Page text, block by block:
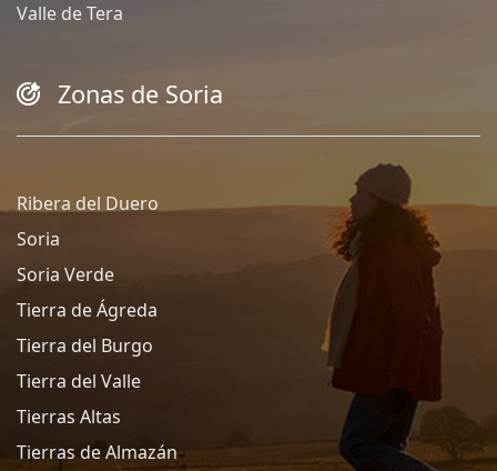
Valle de Tera
Zonas de Soria
Ribera del Duero
Soria
Soria Verde
Tierra de Ágreda
Tierra del Burgo
Tierra del Valle
Tierras Altas
Tierras de Almazán